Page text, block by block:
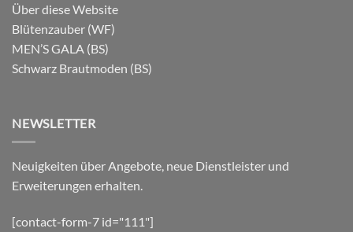
Über diese Website
Blütenzauber (WF)
MEN’S GALA (BS)
Schwarz Brautmoden (BS)
NEWSLETTER
Neuigkeiten über Angebote, neue Dienstleister und
Erweiterungen erhalten.
[contact-form-7 id="111"]